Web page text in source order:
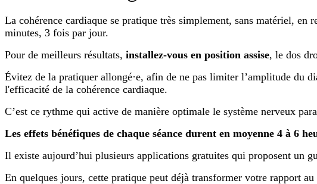
La cohérence cardiaque se pratique très simplement, sans matériel,
minutes, 3 fois par jour.
Pour de meilleurs résultats, installez-vous en position assise, le dos
Évitez de la pratiquer allongé·e, afin de ne pas limiter l’amplitude du
l'efficacité de la cohérence cardiaque.
C’est ce rythme qui active de manière optimale le système nerveux
Les effets bénéfiques de chaque séance durent en moyenne 4 à 6
Il existe aujourd’hui plusieurs applications gratuites qui proposent un
En quelques jours, cette pratique peut déjà transformer votre rapport